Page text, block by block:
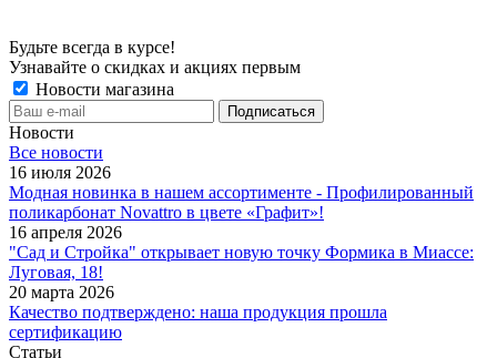
Будьте всегда в курсе!
Узнавайте о скидках и акциях первым
Новости магазина
Новости
Все новости
16 июля 2026
Модная новинка в нашем ассортименте - Профилированный
поликарбонат Novattro в цвете «Графит»!
16 апреля 2026
"Сад и Стройка" открывает новую точку Формика в Миассе:
Луговая, 18!
20 марта 2026
Качество подтверждено: наша продукция прошла
сертификацию
Статьи